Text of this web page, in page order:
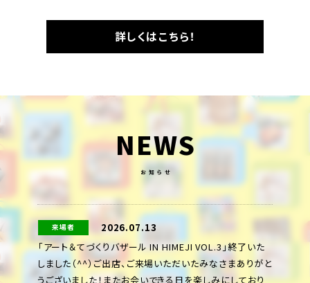
詳しくはこちら！
NEWS
お知らせ
来場者
2026.07.13
「アート＆てづくりバザール IN HIMEJI VOL.3」終了いた
しました（^^）ご出店、ご来場いただいたみなさまありがと
うございました！またお会いできる日を楽しみにしており